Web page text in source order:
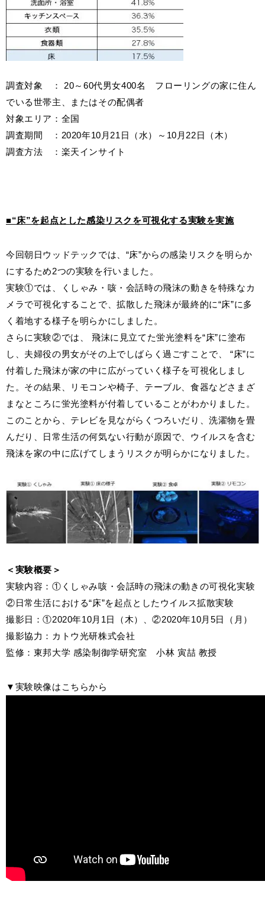
調査対象 ： 20～60代男女400名 フローリングの家に住ん
でいる世帯主、またはその配偶者
対象エリア：全国
調査期間 ：2020年10月21日（水）～10月22日（木）
調査方法 ：楽天インサイト
■“床”を起点とした感染リスクを可視化する実験を実施
今回朝日ウッドテックでは、“床”からの感染リスクを明らか
にするため2つの実験を行いました。
実験①では、くしゃみ・咳・会話時の飛沫の動きを特殊なカ
メラで可視化することで、拡散した飛沫が最終的に“床”に多
く着地する様子を明らかにしました。
さらに実験②では、 飛沫に見立てた蛍光塗料を“床”に塗布
し、夫婦役の男女がその上でしばらく過ごすことで、 “床”に
付着した飛沫が家の中に広がっていく様子を可視化しまし
た。その結果、リモコンや椅子、テーブル、食器などさまざ
まなところに蛍光塗料が付着していることがわかりました。
このことから、テレビを見ながらくつろいだり、洗濯物を畳
んだり、日常生活の何気ない行動が原因で、ウイルスを含む
飛沫を家の中に広げてしまうリスクが明らかになりました。
＜実験概要＞
実験内容：①くしゃみ咳・会話時の飛沫の動きの可視化実験
②日常生活における“床”を起点としたウイルス拡散実験
撮影日：①2020年10月1日（木）、②2020年10月5日（月）
撮影協力：カトウ光研株式会社
監修：東邦大学 感染制御学研究室 小林 寅喆 教授
▼実験映像はこちらから